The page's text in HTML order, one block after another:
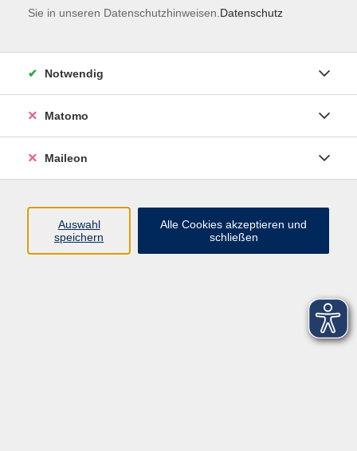
Datenschutzerklärung
Sitemap
Sie in unseren Datenschutzhinweisen. Datenschutz
Notwendig
Matomo
Maileon
Auswahl
speichern
Alle Cookies akzeptieren und
schließen